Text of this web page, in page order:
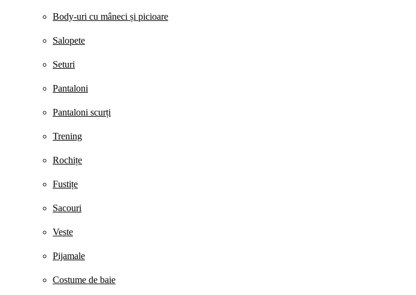
Body-uri cu mâneci și picioare
Salopete
Seturi
Pantaloni
Pantaloni scurți
Trening
Rochițe
Fustițe
Sacouri
Veste
Pijamale
Costume de baie